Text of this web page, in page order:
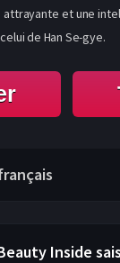
et une
de Han Se-gye.
Inside